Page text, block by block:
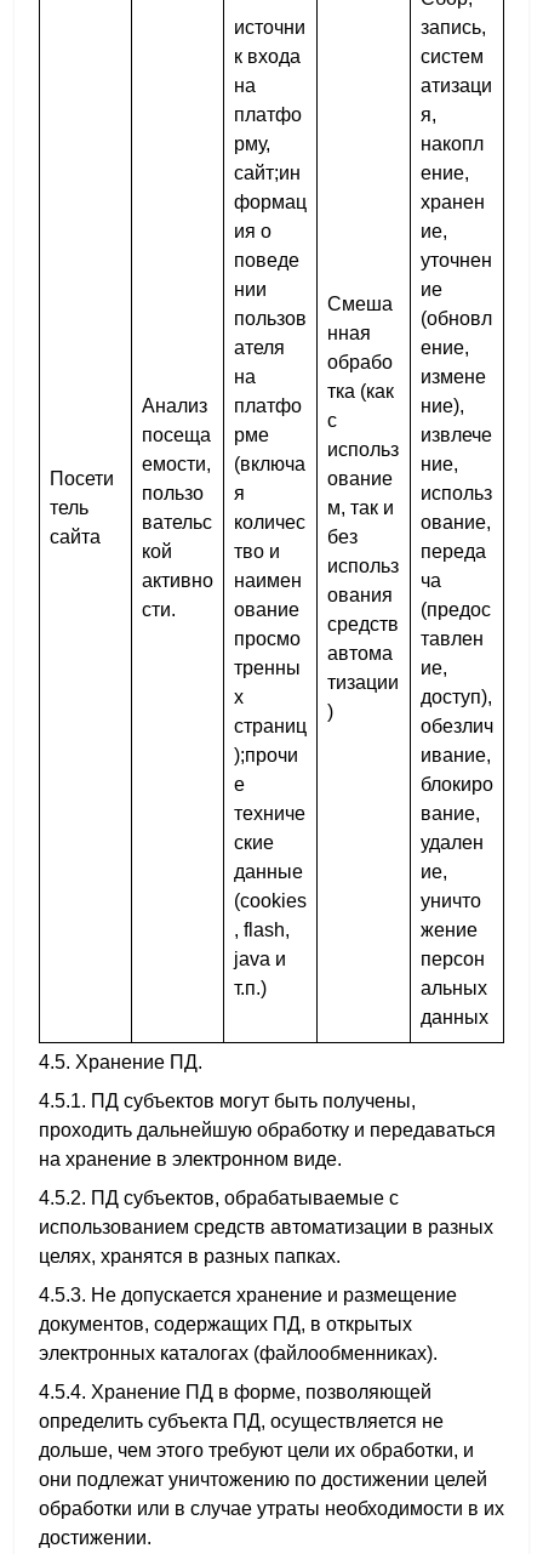
Посети
тель
сайта
Анализ
посеща
емости,
пользо
вательс
кой
активно
сти.
источни
к входа
на
платфо
рму,
сайт;ин
формац
ия о
поведе
нии
пользов
ателя
на
платфо
рме
(включа
я
количес
тво и
наимен
ование
просмо
тренны
х
страниц
);прочи
е
техниче
ские
данные
(cookies
, flash,
java и
т.п.)
Смеша
нная
обрабо
тка (как
с
использ
ование
м, так и
без
использ
ования
средств
автома
тизации
)
запись,
систем
атизаци
я,
накопл
ение,
хранен
ие,
уточнен
ие
(обновл
ение,
измене
ние),
извлече
ние,
использ
ование,
переда
ча
(предос
тавлен
ие,
доступ),
обезлич
ивание,
блокиро
вание,
удален
ие,
уничто
жение
персон
альных
данных
4.5. Хранение ПД.
4.5.1. ПД субъектов могут быть получены,
проходить дальнейшую обработку и передаваться
на хранение в электронном виде.
4.5.2. ПД субъектов, обрабатываемые с
использованием средств автоматизации в разных
целях, хранятся в разных папках.
4.5.3. Не допускается хранение и размещение
документов, содержащих ПД, в открытых
электронных каталогах (файлообменниках).
4.5.4. Хранение ПД в форме, позволяющей
определить субъекта ПД, осуществляется не
дольше, чем этого требуют цели их обработки, и
они подлежат уничтожению по достижении целей
обработки или в случае утраты необходимости в их
достижении.